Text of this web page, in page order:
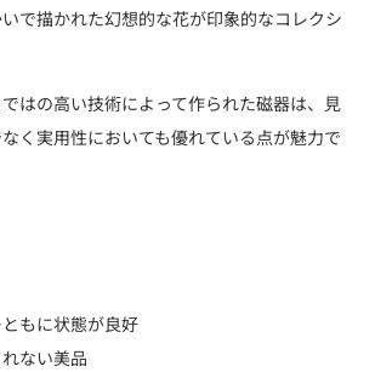
で描かれた幻想的な花が印象的なコレクシ
はの高い技術によって作られた磁器は、見
く実用性においても優れている点が魅力で
もに状態が良好
ない美品